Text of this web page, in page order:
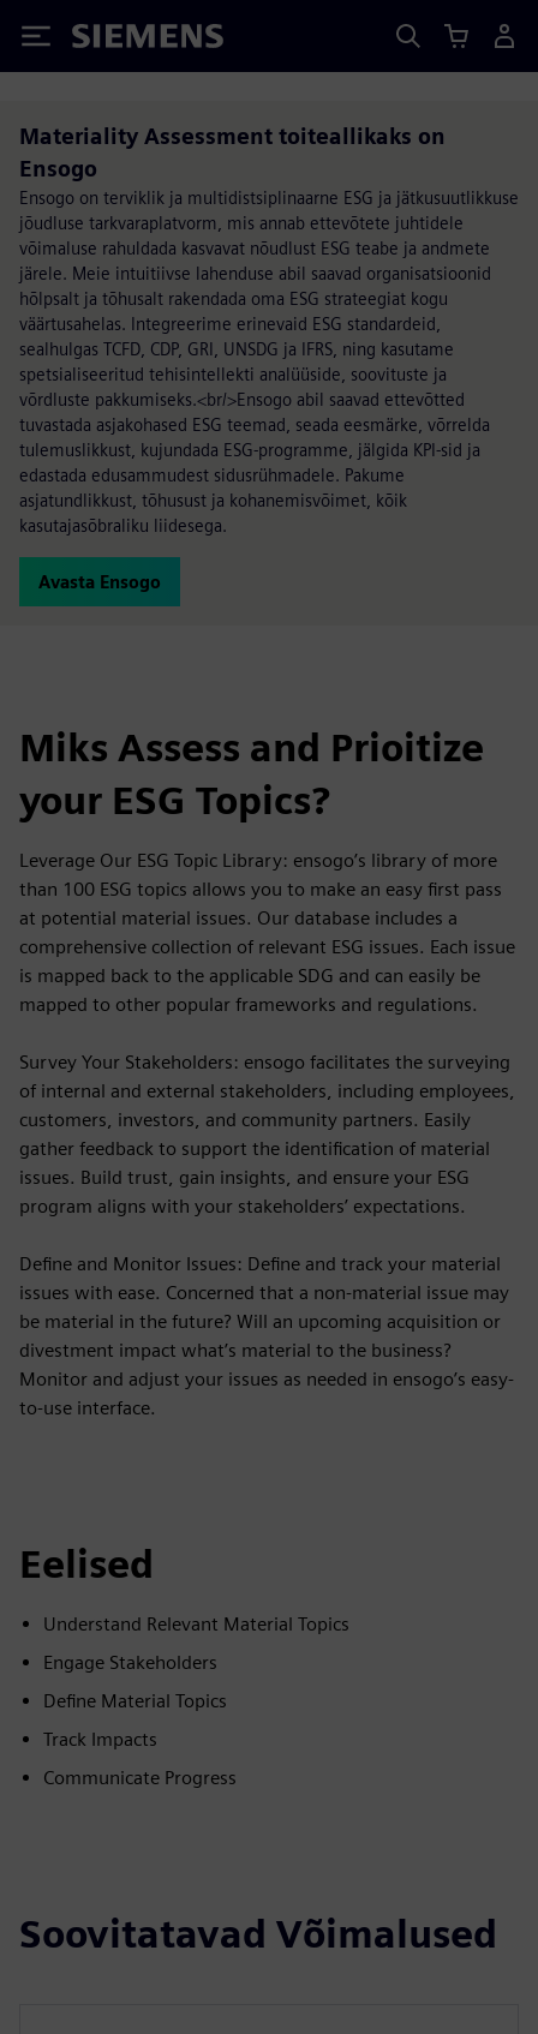
Siemens
Materiality Assessment toiteallikaks on
Ensogo
Ensogo on terviklik ja multidistsiplinaarne ESG ja jätkusuutlikkuse
jõudluse tarkvaraplatvorm, mis annab ettevõtete juhtidele
võimaluse rahuldada kasvavat nõudlust ESG teabe ja andmete
järele. Meie intuitiivse lahenduse abil saavad organisatsioonid
hõlpsalt ja tõhusalt rakendada oma ESG strateegiat kogu
väärtusahelas. Integreerime erinevaid ESG standardeid,
sealhulgas TCFD, CDP, GRI, UNSDG ja IFRS, ning kasutame
spetsialiseeritud tehisintellekti analüüside, soovituste ja
võrdluste pakkumiseks.<br/>Ensogo abil saavad ettevõtted
tuvastada asjakohased ESG teemad, seada eesmärke, võrrelda
tulemuslikkust, kujundada ESG-programme, jälgida KPI-sid ja
edastada edusammudest sidusrühmadele. Pakume
asjatundlikkust, tõhusust ja kohanemisvõimet, kõik
kasutajasõbraliku liidesega.
Avasta Ensogo
Miks Assess and Prioitize
your ESG Topics?
Leverage Our ESG Topic Library: ensogo’s library of more
than 100 ESG topics allows you to make an easy first pass
at potential material issues. Our database includes a
comprehensive collection of relevant ESG issues. Each issue
is mapped back to the applicable SDG and can easily be
mapped to other popular frameworks and regulations.
Survey Your Stakeholders: ensogo facilitates the surveying
of internal and external stakeholders, including employees,
customers, investors, and community partners. Easily
gather feedback to support the identification of material
issues. Build trust, gain insights, and ensure your ESG
program aligns with your stakeholders’ expectations.
Define and Monitor Issues: Define and track your material
issues with ease. Concerned that a non-material issue may
be material in the future? Will an upcoming acquisition or
divestment impact what’s material to the business?
Monitor and adjust your issues as needed in ensogo’s easy-
to-use interface.
Eelised
Understand Relevant Material Topics
Engage Stakeholders
Define Material Topics
Track Impacts
Communicate Progress
Soovitatavad Võimalused